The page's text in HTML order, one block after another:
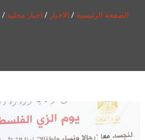
الصفحة الرئيسية / الاخبار / اخبار محلية /